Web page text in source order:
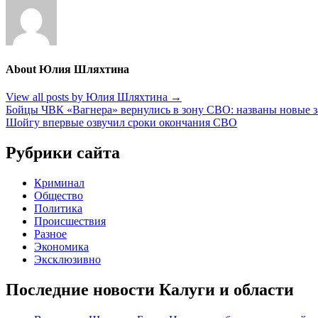
About Юлия Шляхтина
View all posts by Юлия Шляхтина →
Навигация
по
записям
Бойцы ЧВК «Вагнера» вернулись в зону СВО: названы новые
Шойгу впервые озвучил сроки окончания СВО
Рубрики сайта
Криминал
Общество
Политика
Происшествия
Разное
Экономика
Эксклюзивно
Последние новости Калуги и области